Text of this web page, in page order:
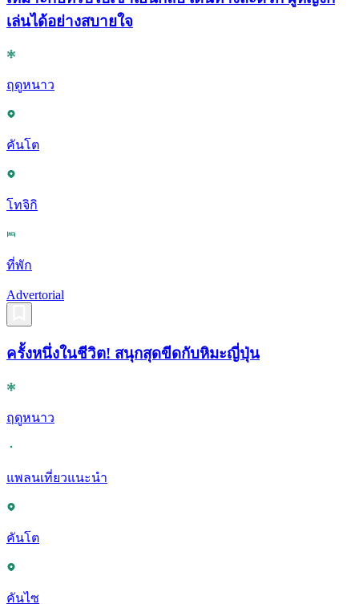
เล่นได้อย่างสบายใจ
ฤดูหนาว
คันโต
โทจิกิ
ที่พัก
Advertorial
ครั้งหนึ่งในชีวิต! สนุกสุดขีดกับหิมะญี่ปุ่น
ฤดูหนาว
แพลนเที่ยวแนะนำ
คันโต
คันไซ